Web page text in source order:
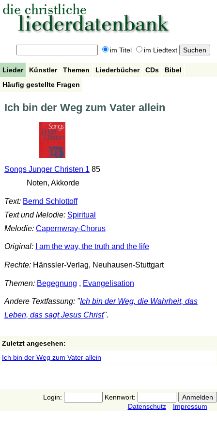
im Titel im Liedtext
Lieder Künstler Themen Liederbücher CDs
Bibel
Häufig gestellte Fragen
Ich bin der Weg zum Vater allein
Songs Junger Christen 1 85
Noten, Akkorde
Text: Bernd Schlottoff
Text und Melodie: Spiritual
Melodie: Capernwray-Chorus
Original: I am the way, the truth and the life
Rechte:Hänssler-Verlag, Neuhausen-Stuttgart
Themen: Begegnung , Evangelisation
Andere Textfassung: "Ich bin der Weg, die Wahrheit, das
Leben, das sagt Jesus Christ".
Zuletzt angesehen:
Ich bin der Weg zum Vater allein
Login:
Kennwort:
Datenschutz
Impressum